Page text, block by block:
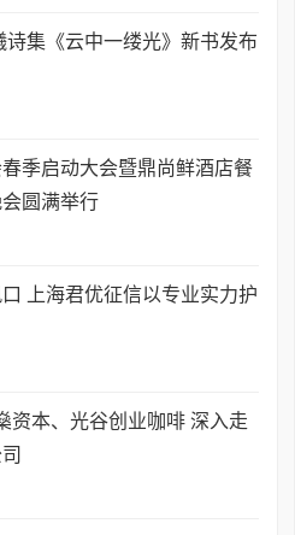
诗集《云中一缕光》新书发布
季启动大会暨鼎尚鲜酒店餐
圆满举行
上海君优征信以专业实力护
资本、光谷创业咖啡 深入走